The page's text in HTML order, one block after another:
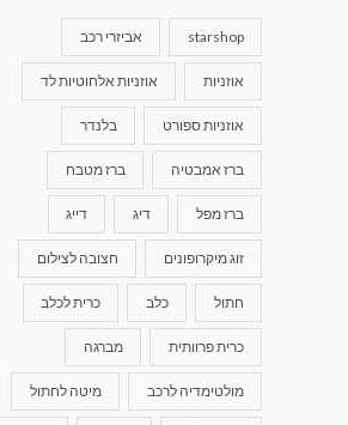
starshop אביזרי רכב
אוזניות אוזניות אלחוטיות לד
אוזניות ספורט בלנדר
ברז אמבטיה ברז מטבח
ברז מפל דיג דייג
זוג מיקרופונים חצובה לצילום
חתול כלב כרית לכלב
כרית פרוותית מברגה
מולטימדיה לרכב מיטה לחתול